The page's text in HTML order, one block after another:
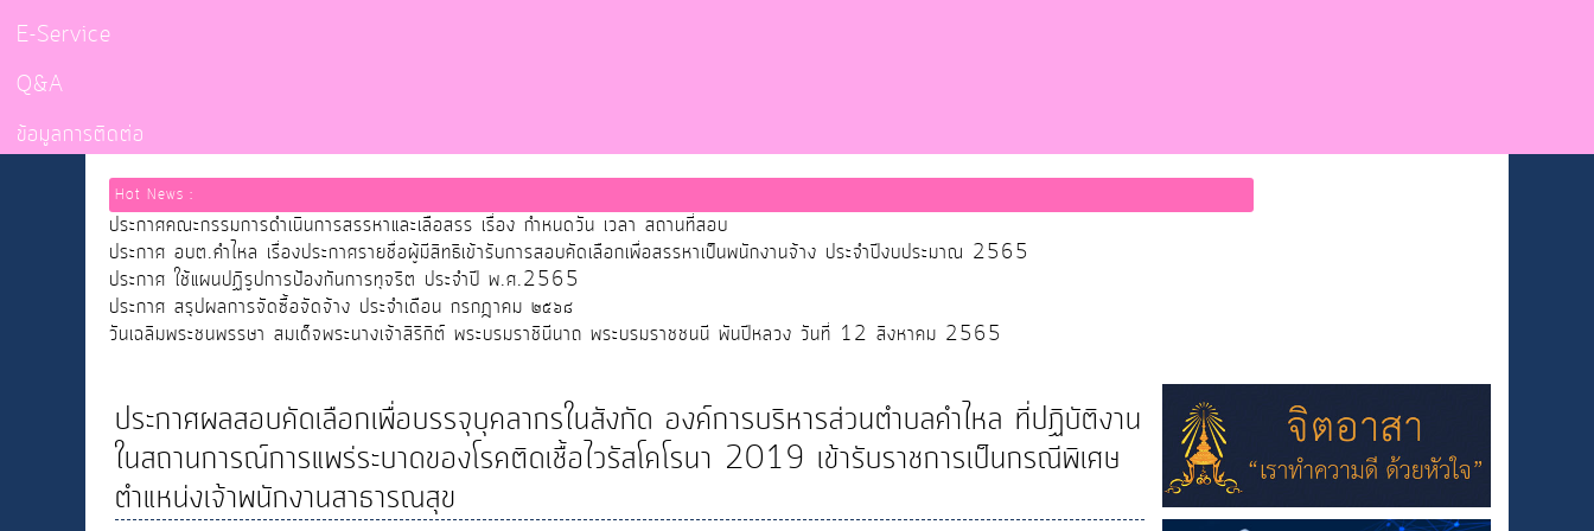
E-Service
Q&A
ข้อมูลการติดต่อ
Hot News :
ประกาศคณะกรรมการดำเนินการสรรหาและเลือสรร เรื่อง กำหนดวัน เวลา สถานที่สอบ
ประกาศ อบต.คำไหล เรื่องประกาศรายชื่อผู้มีสิทธิเข้ารับการสอบคัดเลือกเพื่อสรรหาเป็นพนักงานจ้าง ประจำปีงบประมาณ 2565
ประกาศ ใช้แผนปฏิรูปการป้องกันการทุจริต ประจำปี พ.ศ.2565
ประกาศ สรุปผลการจัดซื้อจัดจ้าง ประจำเดือน กรกฎาคม ๒๕๖๘
วันเฉลิมพระชนพรรษา สมเด็จพระนางเจ้าสิริกิต์ พระบรมราชินีนาถ พระบรมราชชนนี พันปีหลวง วันที่ 12 สิงหาคม 2565
ประกาศผลสอบคัดเลือกเพื่อบรรจุบุคลากรในสังกัด องค์การบริหารส่วนตำบลคำไหล ที่ปฏิบัติงาน
ในสถานการณ์การแพร่ระบาดของโรคติดเชื้อไวรัสโคโรนา 2019 เข้ารับราชการเป็นกรณีพิเศษ
ตำแหน่งเจ้าพนักงานสาธารณสุข